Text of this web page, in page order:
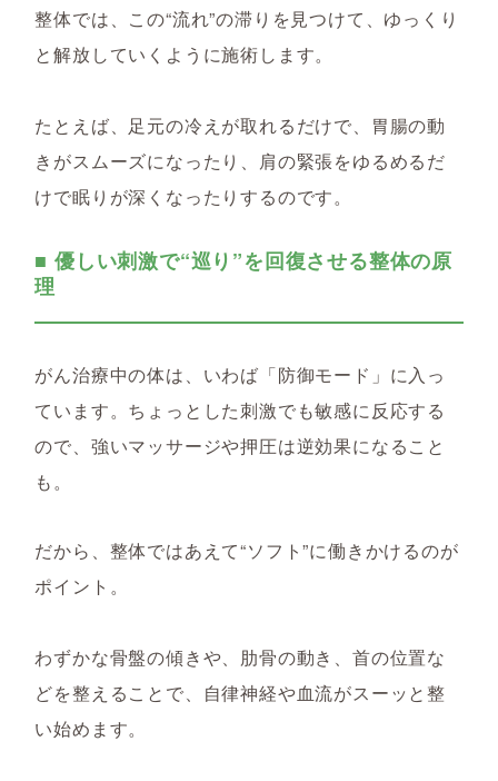
整体では、この“流れ”の滞りを見つけて、ゆっくり
と解放していくように施術します。
たとえば、足元の冷えが取れるだけで、胃腸の動
きがスムーズになったり、肩の緊張をゆるめるだ
けで眠りが深くなったりするのです。
■ 優しい刺激で“巡り”を回復させる整体の原
理
がん治療中の体は、いわば「防御モード」に入っ
ています。ちょっとした刺激でも敏感に反応する
ので、強いマッサージや押圧は逆効果になること
も。
だから、整体ではあえて“ソフト”に働きかけるのが
ポイント。
わずかな骨盤の傾きや、肋骨の動き、首の位置な
どを整えることで、自律神経や血流がスーッと整
い始めます。